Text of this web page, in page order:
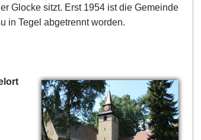
Glocke sitzt. Erst 1954 ist die Gemeinde
in Tegel abgetrennt worden.